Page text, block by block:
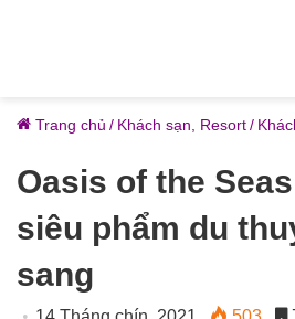
Trang chủ / Khách sạn, Resort/
Oasis of the
siêu phẩm du
sang